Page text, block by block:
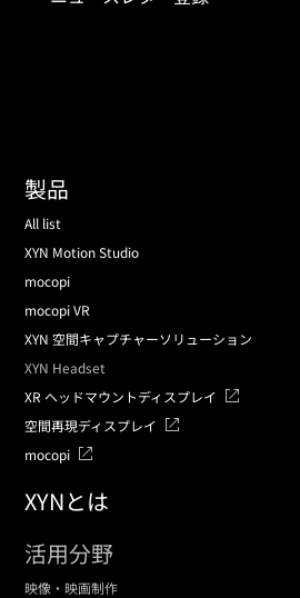
製品
All list
XYN Motion Studio
mocopi
mocopi VR
XYN 空間キャプチャーソリューション
XYN Headset
XR ヘッドマウントディスプレイ
空間再現ディスプレイ
mocopi
XYNとは
活用分野
映像・映画制作